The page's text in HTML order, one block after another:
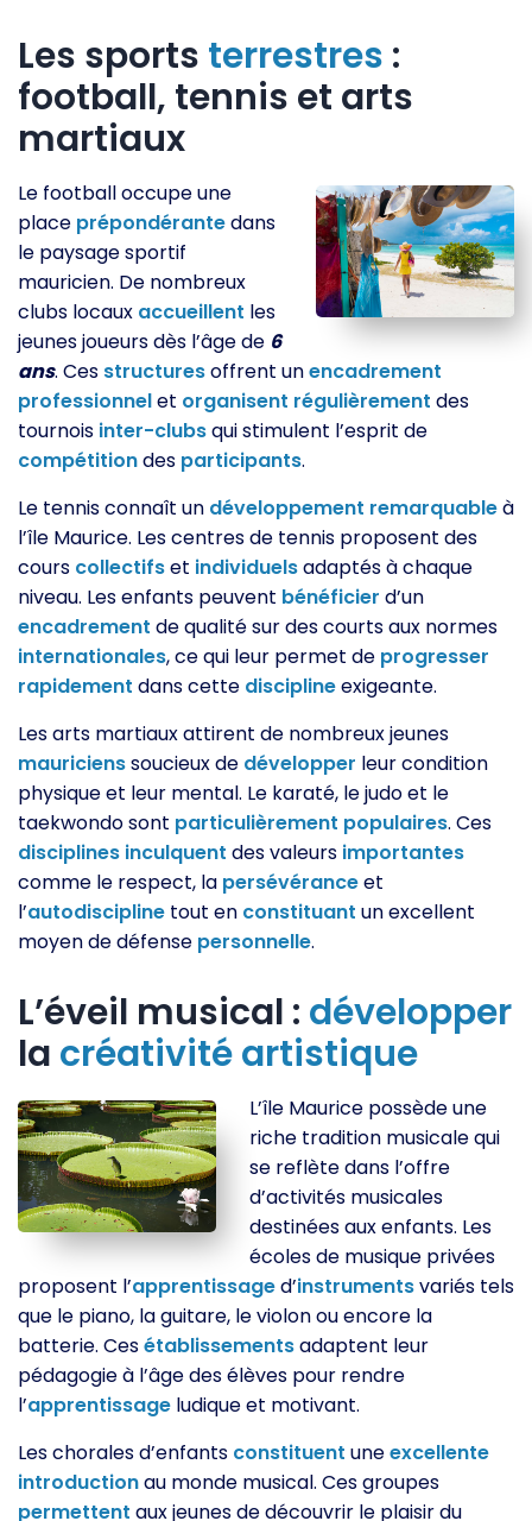
Les sports terrestres :
football, tennis et arts
martiaux
Le football occupe une
place prépondérantedans
le paysage sportif
mauricien. De nombreux
clubs locaux accueillent les
jeunes joueurs dès l’âge de 6
ans. Ces structuresoffrent unencadrement
professionnelet organisent régulièrement des
tournois inter-clubsqui stimulent l’esprit de
compétitiondes participants.
Le tennis connaît un développement remarquableà
l’île Maurice. Les centres de tennis proposent des
cours collectifset individuelsadaptés à chaque
niveau. Les enfants peuvent bénéficier d’un
encadrement de qualité sur des courts aux normes
internationales, ce qui leur permet de progresser
rapidement dans cette disciplineexigeante.
Les arts martiaux attirent de nombreux jeunes
mauricienssoucieux de développer leur condition
physique et leur mental. Le karaté, le judo et le
taekwondo sont particulièrement populaires. Ces
disciplines inculquent des valeurs importantes
comme le respect, la persévéranceet
l’autodiscipline tout en constituant un excellent
moyen de défense personnelle.
L’éveil musical : développer
la créativitéartistique
L’île Maurice possède une
riche tradition musicale qui
se reflète dans l’offre
d’activités musicales
destinées aux enfants. Les
écoles de musique privées
proposent l’apprentissaged’instrumentsvariés tels
que le piano, la guitare, le violon ou encore la
batterie. Cesétablissementsadaptent leur
pédagogie à l’âge des élèves pour rendre
l’apprentissage ludique et motivant.
Les chorales d’enfants constituent uneexcellente
introductionau monde musical. Ces groupes
permettent aux jeunes de découvrir le plaisir du